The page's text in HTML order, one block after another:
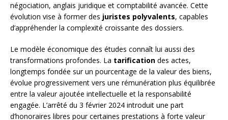
négociation, anglais juridique et comptabilité avancée. Cette
évolution vise à former des juristes polyvalents, capables
d’appréhender la complexité croissante des dossiers.
Le modèle économique des études connaît lui aussi des
transformations profondes. La tarification des actes,
longtemps fondée sur un pourcentage de la valeur des biens,
évolue progressivement vers une rémunération plus équilibrée
entre la valeur ajoutée intellectuelle et la responsabilité
engagée. L’arrêté du 3 février 2024 introduit une part
d’honoraires libres pour certaines prestations à forte valeur